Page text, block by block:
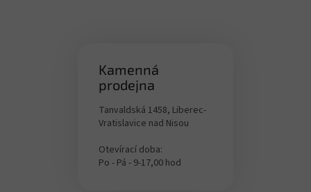
Kamenná
prodejna
Tanvaldská 1458, Liberec-
Vratislavice nad Nisou
Otevírací doba:
Po - Pá - 9-17,00 hod